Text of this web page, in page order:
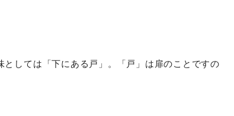
としては「下にある戸」。「戸」は扉のことですの